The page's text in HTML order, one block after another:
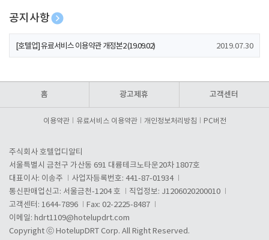
공지사항
[호텔업] 개인정보 처리방침 개정본1 (19.09.02)
[호텔업] 유료서비스 이용약관 개정본2 (19.09.02) 2019.07.30
홈 광고제휴 고객센터
이용약관 유료서비스 이용약관 개인정보처리방침 PC버전
주식회사 호텔업디알티
서울특별시 금천구 가산동 691 대륭테크노타운20차 1807호
대표이사: 이송주
사업자등록번호: 441-87-01934
통신판매업신고: 서울금천-1204 호
직업정보: J1206020200010
고객센터: 1644-7896
Fax: 02-2225-8487
이메일: hdrt1109@hotelupdrt.com
Copyright ⓒ HotelupDRT Corp. All Right Reserved.